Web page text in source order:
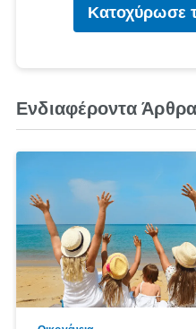
Κατοχύρωσε
Ενδιαφέροντα